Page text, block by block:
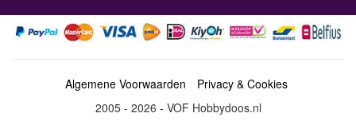
Algemene Voorwaarden
Privacy & Cookies
2005 - 2026 - VOF Hobbydoos.nl